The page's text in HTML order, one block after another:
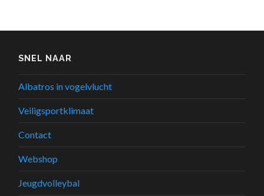
SNEL NAAR
Albatros in vogelvlucht
Veiligsportklimaat
Contact
Webshop
Jeugdvolleybal